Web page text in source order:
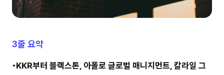
3줄 요약
KKR부터 블랙스톤, 아폴로 글로벌 매니지먼트, 칼라일 그